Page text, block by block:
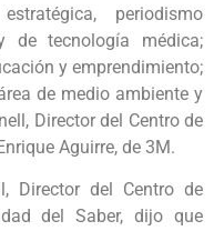
periodismo
de tecnología médica;
y emprendimiento;
de medio ambiente y
Director del Centro de
Aguirre, de 3M.
Director del Centro de
del Saber, dijo que